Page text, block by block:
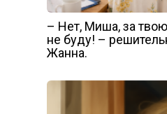
– Нет, Миша, за
не буду! –
Жанна.